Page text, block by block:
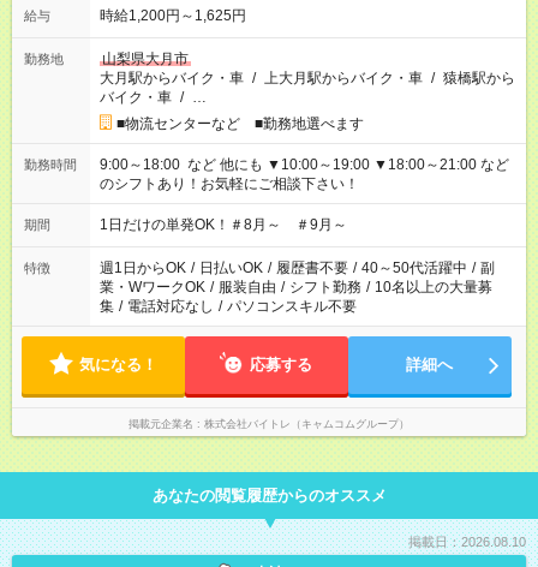
給与 時給1,200円～1,625円
勤務地
山梨県大月市
大月駅からバイク・車 / 上大月駅からバイク・車 / 猿橋駅から
バイク・車 / …
■物流センターなど ■勤務地選べます
勤務時間
9:00～18:00 など 他にも ▼10:00～19:00 ▼18:00～21:00 など
のシフトあり！お気軽にご相談下さい！
期間 1日だけの単発OK！＃8月～ ＃9月～
特徴 週1日からOK / 日払いOK / 履歴書不要 / 40～50代活躍中 / 副
業・WワークOK / 服装自由 / シフト勤務 / 10名以上の大量募
集 / 電話対応なし / パソコンスキル不要
気になる！ 応募する 詳細へ
掲載元企業名 株式会社バイトレ（キャムコムグループ）
あなたの閲覧履歴からのオススメ
掲載日：2026.08.10